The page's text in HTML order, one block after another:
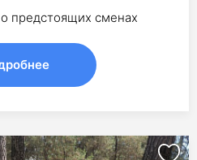
предстоящих сменах